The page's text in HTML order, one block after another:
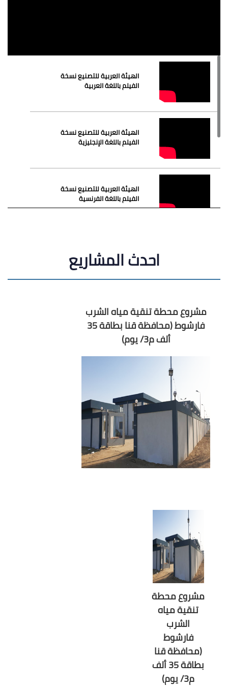
الهيئة العربية للتصنيع نسخة
الفيلم باللغة العربية
الهيئة العربية للتصنيع نسخة
الفيلم باللغة الإنجليزية
الهيئة العربية للتصنيع نسخة
الفيلم باللغة الفرنسية
الحكومية المُتنقلة مصنع قادر
للصناعات المتطورة
للصناعات المتطورة
احدث المشاريع
مشروع محطة
تنقية مياه
الشرب
فارشوط
(محافظة قنا
بطاقة 35 ألف
م3/ يوم)
مشروع محطة تنقية مياه الشرب
فارشوط (محافظة قنا بطاقة 35
ألف م3/ يوم)